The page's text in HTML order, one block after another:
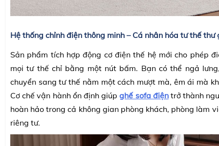
Hệ thống chỉnh điện thông minh – Cá nhân hóa tư thế thư
Sản phẩm tích hợp động cơ điện thế hệ mới cho phép
mọi tư thế chỉ bằng một nút bấm. Bạn có thể ngả
chuyển sang tư thế nằm một cách mượt mà, êm ái mà
Cơ chế vận hành ổn định giúpghế sofa điệntrở thành
hoàn hảo trong cả không gian phòng khách, phòng làm
riêng tư.